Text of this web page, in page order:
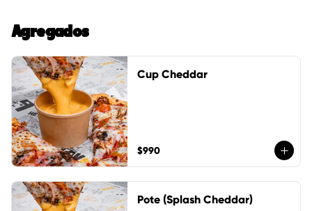
Agregados
Cup Cheddar
$990
Pote (Splash Cheddar)